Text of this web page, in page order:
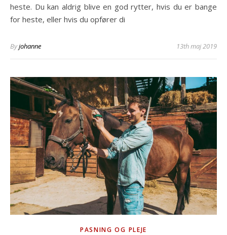
heste. Du kan aldrig blive en god rytter, hvis du er bange
for heste, eller hvis du opfører di
Byjohanne 13th maj 2019
PASNING OG PLEJE